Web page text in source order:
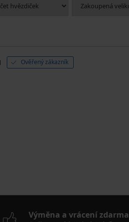
Ověřený zákazník
Výměna a vrácení zdarma